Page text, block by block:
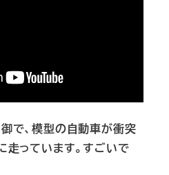
で、模型の自動車が衝突
走っています。すごいで